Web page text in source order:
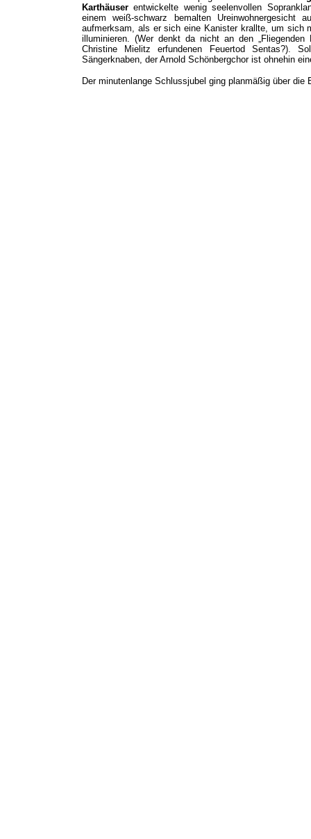
Karthäuser entwickelte wenig seelenvollen
einem weiß-schwarz bemalten
aufmerksam, als er sich eine Kanister krallte, um sich
illuminieren. (Wer denkt da nicht an den
Christine Mielitz erfundenen Feuertod Sentas?).
Sängerknaben, der Arnold Schönbergchor ist ohnehin
Der minutenlange Schlussjubel ging planmäßig über die